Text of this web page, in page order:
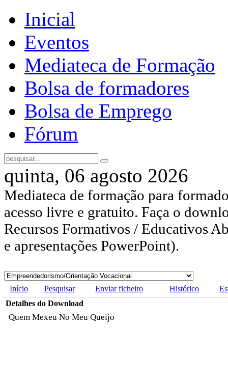
Inicial
Eventos
Mediateca de Formação
Bolsa de formadores
Bolsa de Emprego
Fórum
quinta, 06 agosto 2026
Mediateca de formação para
acesso livre e gratuito. Faça o
Recursos Formativos / Educativos
e apresentações PowerPoint).
Início Pesquisar Enviar ficheiro Histórico
Detalhes do Download
Quem Mexeu No Meu Queijo